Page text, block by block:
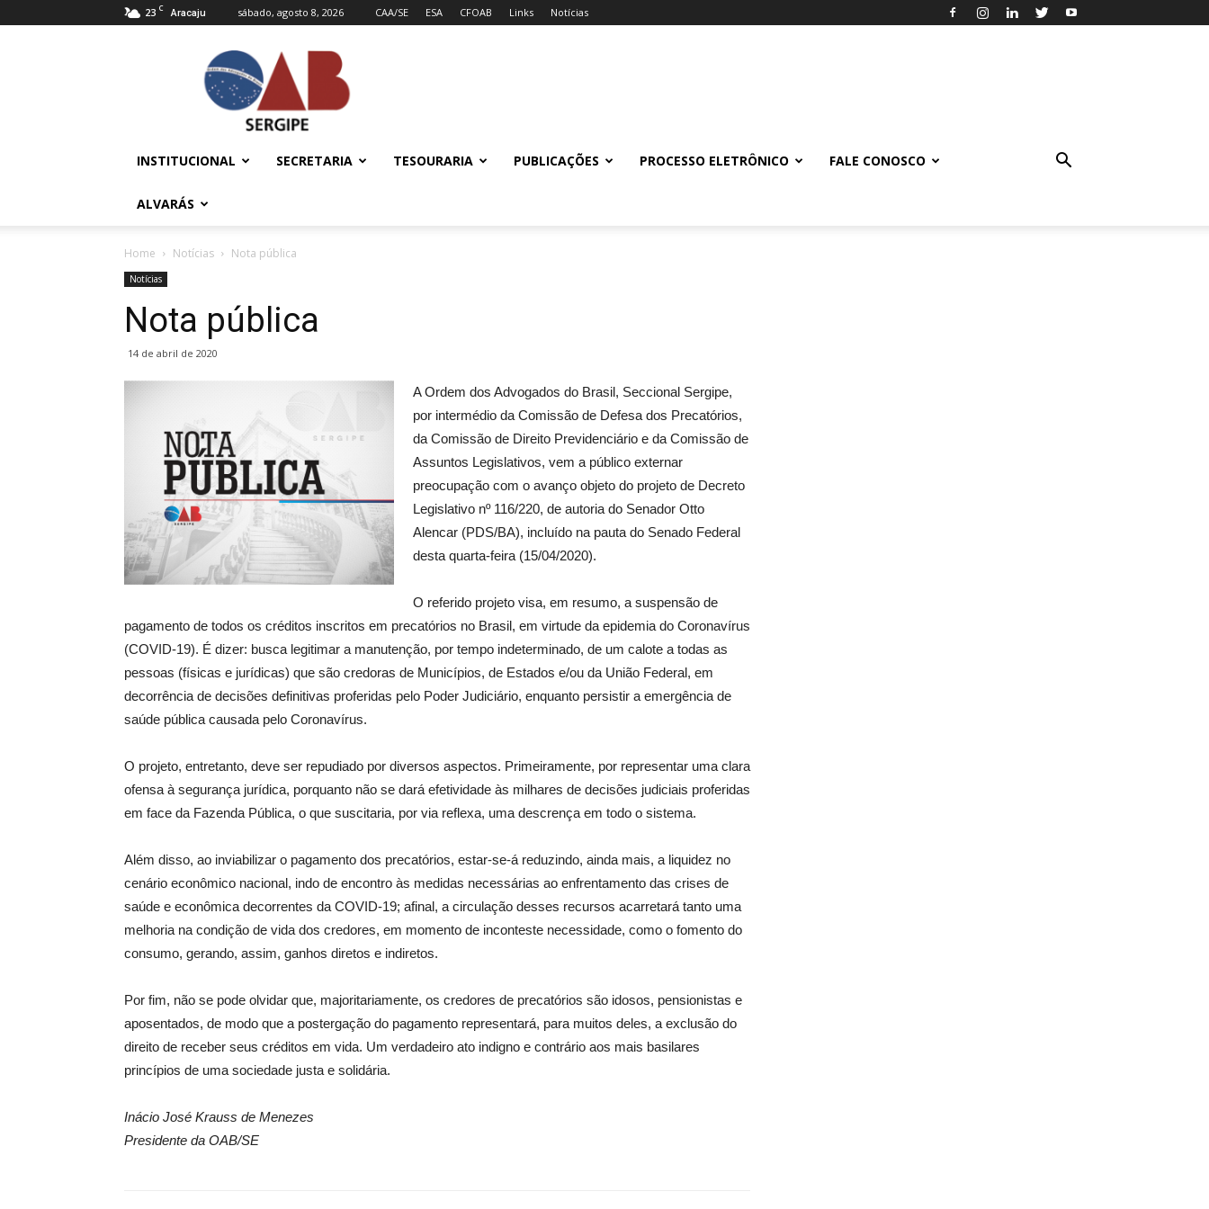
23 C Aracaju sábado, agosto 8, 2026 CAA/SE ESA CFOAB Links Notícias
OAB/SE
Ordem
do
INSTITUCIONAL SECRETARIA TESOURARIA PUBLICAÇÕES PROCESSO ELETRÔNICO FALE CONOSCO
ALVARÁS
Home Notícias Nota pública
Notícias
Nota pública
14 de abril de 2020
A Ordem dos Advogados do Brasil, Seccional Sergipe,
por intermédio da Comissão de Defesa dos Precatórios,
da Comissão de Direito Previdenciário e da Comissão de
Assuntos Legislativos, vem a público externar
preocupação com o avanço objeto do projeto de Decreto
Legislativo nº 116/220, de autoria do Senador Otto
Alencar (PDS/BA), incluído na pauta do Senado Federal
desta quarta-feira (15/04/2020).
O referido projeto visa, em resumo, a suspensão de
pagamento de todos os créditos inscritos em precatórios no Brasil, em virtude da epidemia do Coronavírus
(COVID-19). É dizer: busca legitimar a manutenção, por tempo indeterminado, de um calote a todas as
pessoas (físicas e jurídicas) que são credoras de Municípios, de Estados e/ou da União Federal, em
decorrência de decisões definitivas proferidas pelo Poder Judiciário, enquanto persistir a emergência de
saúde pública causada pelo Coronavírus.
O projeto, entretanto, deve ser repudiado por diversos aspectos. Primeiramente, por representar uma clara
ofensa à segurança jurídica, porquanto não se dará efetividade às milhares de decisões judiciais proferidas
em face da Fazenda Pública, o que suscitaria, por via reflexa, uma descrença em todo o sistema.
Além disso, ao inviabilizar o pagamento dos precatórios, estar-se-á reduzindo, ainda mais, a liquidez no
cenário econômico nacional, indo de encontro às medidas necessárias ao enfrentamento das crises de
saúde e econômica decorrentes da COVID-19; afinal, a circulação desses recursos acarretará tanto uma
melhoria na condição de vida dos credores, em momento de inconteste necessidade, como o fomento do
consumo, gerando, assim, ganhos diretos e indiretos.
Por fim, não se pode olvidar que, majoritariamente, os credores de precatórios são idosos, pensionistas e
aposentados, de modo que a postergação do pagamento representará, para muitos deles, a exclusão do
direito de receber seus créditos em vida. Um verdadeiro ato indigno e contrário aos mais basilares
princípios de uma sociedade justa e solidária.
Inácio José Krauss de Menezes
Presidente da OAB/SE